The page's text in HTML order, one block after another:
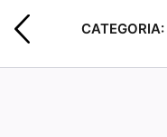
CATEGORIA: